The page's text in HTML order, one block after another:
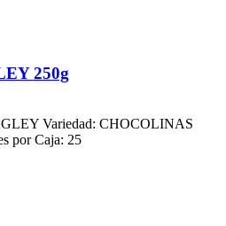
250g
Variedad: CHOCOLINAS
por Caja: 25